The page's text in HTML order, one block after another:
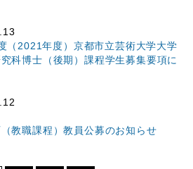
（2021年度）京都市立芸術大学大学
科博士（後期）課程学生募集要項に
教職課程）教員公募のお知らせ